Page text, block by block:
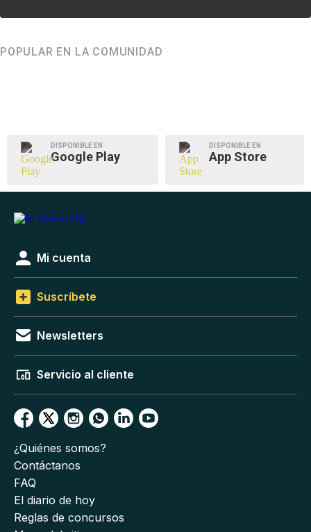
POPULAR EN LA COMUNIDAD
DISPONIBLE EN
Google Play
DISPONIBLE EN
App Store
Mi cuenta
Suscríbete
Newsletters
Servicio al cliente
¿Quiénes somos?
Contáctanos
FAQ
El diario de hoy
Reglas de concursos